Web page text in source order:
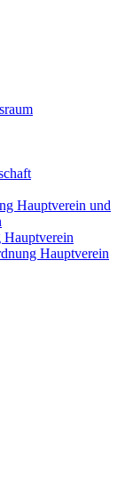
Hauptverein und
Hauptverein
Hauptverein